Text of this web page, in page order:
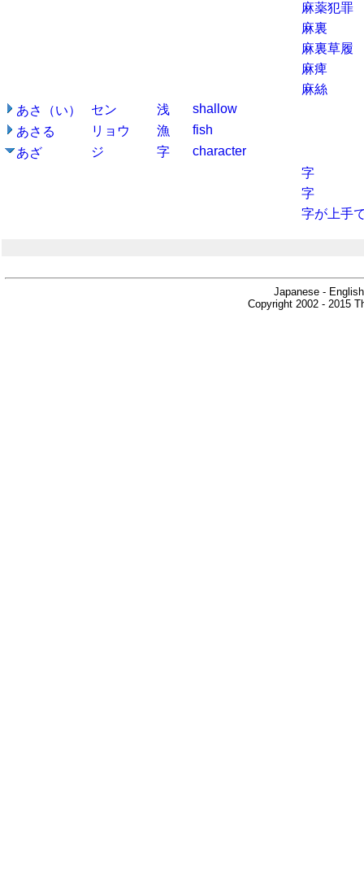
麻薬犯罪
麻裏
麻裏草履
麻痺
麻絲
あさ（い）
セン 浅
shallow
あさる
リョウ 漁
fish
あざ
ジ 字
character
字
字
字が上手
Japanese -
Copyright 2002 - 2015